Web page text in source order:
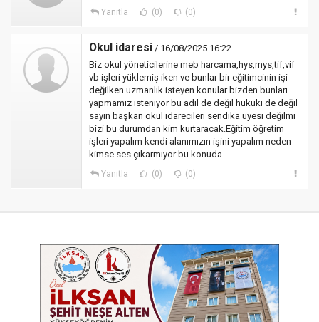
Yanıtla (0) (0)
Okul idaresi / 16/08/2025 16:22
Biz okul yöneticilerine meb harcama,hys,mys,tif,vif
vb işleri yüklemiş iken ve bunlar bir eğitimcinin işi
değilken uzmanlık isteyen konular bizden bunları
yapmamız isteniyor bu adil de değil hukuki de değil
sayın başkan okul idarecileri sendika üyesi değilmi
bizi bu durumdan kim kurtaracak.Eğitim öğretim
işleri yapalım kendi alanımızın işini yapalım neden
kimse ses çıkarmıyor bu konuda.
Yanıtla (0) (0)